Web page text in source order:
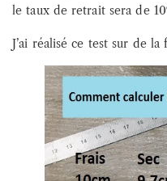
le taux de retrait sera de
J’ai réalisé ce test sur de